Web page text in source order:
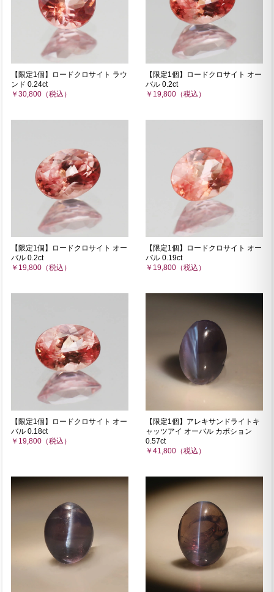
【限定1個】ロードクロサイト ラウ
ンド 0.24ct
￥30,800（税込）
【限定1個】ロードクロサイト オー
バル 0.2ct
￥19,800（税込）
【限定1個】ロードクロサイト オー
バル 0.2ct
￥19,800（税込）
【限定1個】ロードクロサイト オー
バル 0.19ct
￥19,800（税込）
【限定1個】ロードクロサイト オー
バル 0.18ct
￥19,800（税込）
【限定1個】アレキサンドライトキ
ャッツアイ オーバル カボション
0.57ct
￥41,800（税込）